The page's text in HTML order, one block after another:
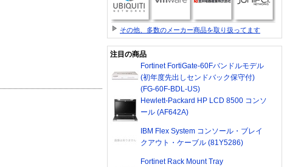
その他、多数のメーカー商品を取り扱ってます
注目の商品
Fortinet FortiGate-60Fバンドルモデル
(初年度先出しセンドバック保守付)
(FG-60F-BDL-US)
Hewlett-Packard HP LCD 8500 コンソ
ール (AF642A)
IBM Flex System コンソール・ブレイ
クアウト・ケーブル (81Y5286)
Fortinet Rack Mount Tray